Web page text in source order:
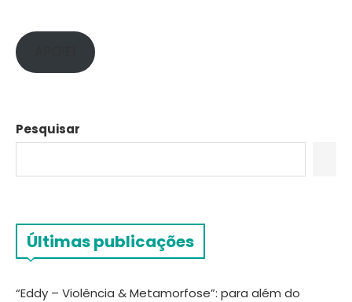
Pesquisar
Últimas publicações
“Eddy – Violência & Metamorfose”: para além do